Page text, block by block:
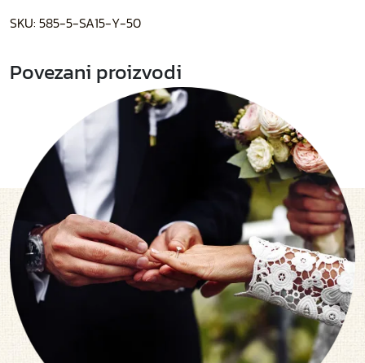
SKU: 585-5-SA15-Y-50
Povezani proizvodi